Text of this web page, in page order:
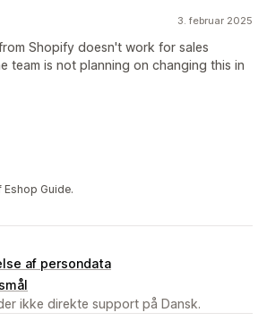
3. februar 2025
Shopify doesn't work for sales
team is not planning on changing this in
Guide.
af persondata
ikke direkte support på Dansk.